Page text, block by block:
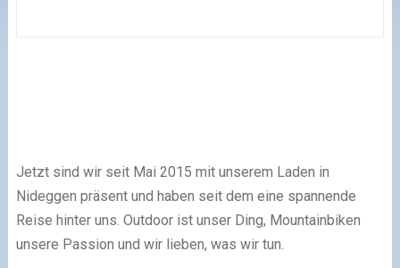
Jetzt sind wir seit Mai 2015 mit unserem Laden in
Nideggen präsent und haben seit dem eine spannende
Reise hinter uns. Outdoor ist unser Ding, Mountainbiken
unsere Passion und wir lieben, was wir tun.